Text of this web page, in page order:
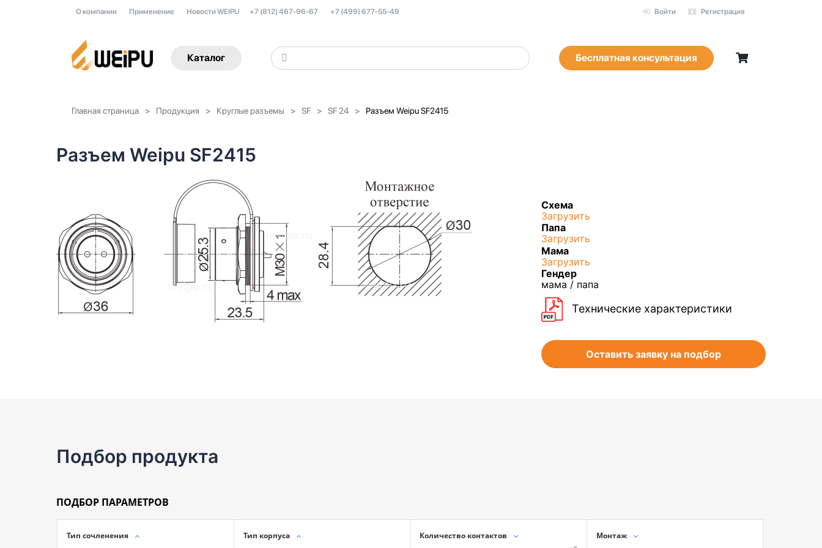
Войти Регистрация
О компании Применение Новости WEIPU +7 (812) 467-96-67 +7 (499) 677-55-49
Каталог Бесплатная консультация
Главная страница Продукция Круглые разъемы SF SF 24 Разъем Weipu SF2415
Разъем Weipu SF2415
Схема
Загрузить
Папа
Загрузить
Мама
Загрузить
Гендер
мама / папа
Технические характеристики
Оставить заявку на подбор
Подбор продукта
ПОДБОР ПАРАМЕТРОВ
Тип сочленения Тип корпуса Количество контактов Монтаж